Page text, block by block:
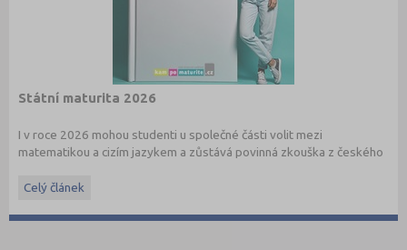
Státní maturita 2026
I v roce 2026 mohou studenti u společné části volit mezi
matematikou a cizím jazykem a zůstává povinná zkouška z českého
informacemi.
Celý článek